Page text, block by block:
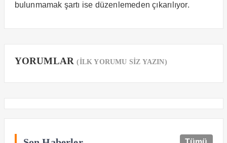
bulunmamak şartı ise düzenlemeden çıkarılıyor.
YORUMLAR(İLK YORUMU SİZ YAZIN)